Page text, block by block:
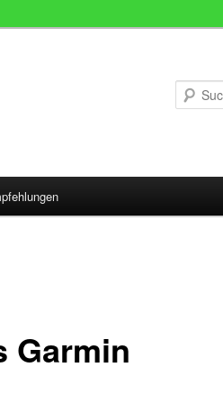
Garmin